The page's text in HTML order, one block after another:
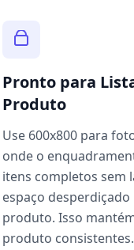
Pronto para
Produto
Use 600x800 para
onde o
itens completos sem
espaço
produto. Isso
produto consistentes.